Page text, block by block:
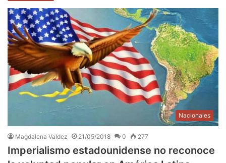
Nacionales
Magdalena Valdez 21/05/2018 0 277
Imperialismo estadounidense no reconoce